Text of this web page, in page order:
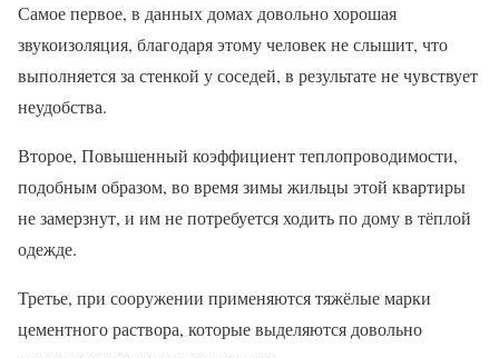
Самое первое, в данных домах довольно хорошая
звукоизоляция, благодаря этому человек не слышит, что
выполняется за стенкой у соседей, в результате не чувствует
неудобства.
Второе, Повышенный коэффициент теплопроводимости,
подобным образом, во время зимы жильцы этой квартиры
не замерзнут, и им не потребуется ходить по дому в тёплой
одежде.
Третье, при сооружении применяются тяжёлые марки
цементного раствора, которые выделяются довольно